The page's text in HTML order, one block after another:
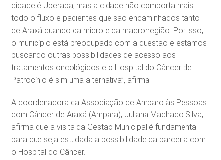
cidade é Uberaba, mas a cidade não comporta mais
todo o fluxo e pacientes que são encaminhados tanto
de Araxá quando da micro e da macrorregião. Por isso,
o município está preocupado com a questão e estamos
buscando outras possibilidades de acesso aos
tratamentos oncológicos e o Hospital do Câncer de
Patrocínio é sim uma alternativa”, afirma.
A coordenadora da Associação de Amparo às Pessoas
com Câncer de Araxá (Ampara), Juliana Machado Silva,
afirma que a visita da Gestão Municipal é fundamental
para que seja estudada a possibilidade da parceria com
o Hospital do Câncer.